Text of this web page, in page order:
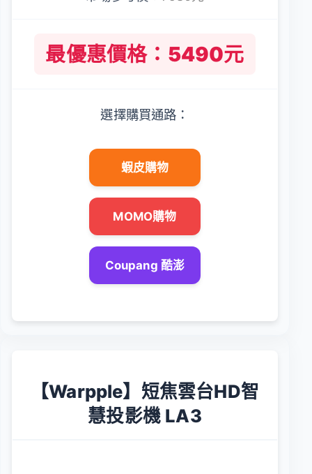
最優惠價格：5490元
選擇購買通路：
蝦皮購物
MOMO購物
Coupang 酷澎
【Warpple】短焦雲台HD智
慧投影機 LA3